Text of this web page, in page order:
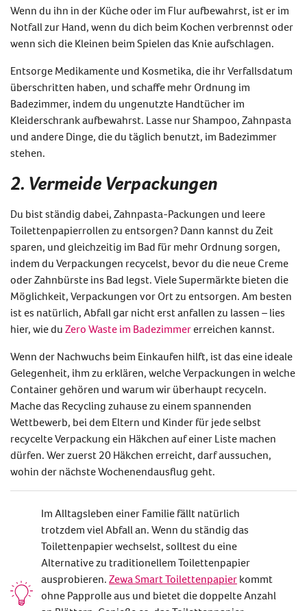
Wenn du ihn in der Küche oder im Flur aufbewahrst, ist er im
Notfall zur Hand, wenn du dich beim Kochen verbrennst oder
wenn sich die Kleinen beim Spielen das Knie aufschlagen.
Entsorge Medikamente und Kosmetika, die ihr Verfallsdatum
überschritten haben, und schaffe mehr Ordnung im
Badezimmer, indem du ungenutzte Handtücher im
Kleiderschrank aufbewahrst. Lasse nur Shampoo, Zahnpasta
und andere Dinge, die du täglich benutzt, im Badezimmer
stehen.
2. Vermeide Verpackungen
Du bist ständig dabei, Zahnpasta-Packungen und leere
Toilettenpapierrollen zu entsorgen? Dann kannst du Zeit
sparen, und gleichzeitig im Bad für mehr Ordnung sorgen,
indem du Verpackungen recycelst, bevor du die neue Creme
oder Zahnbürste ins Bad legst. Viele Supermärkte bieten die
Möglichkeit, Verpackungen vor Ort zu entsorgen. Am besten
ist es natürlich, Abfall gar nicht erst anfallen zu lassen – lies
hier, wie du Zero Waste im Badezimmererreichen kannst.
Wenn der Nachwuchs beim Einkaufen hilft, ist das eine ideale
Gelegenheit, ihm zu erklären, welche Verpackungen in welche
Container gehören und warum wir überhaupt recyceln.
Mache das Recycling zuhause zu einem spannenden
Wettbewerb, bei dem Eltern und Kinder für jede selbst
recycelte Verpackung ein Häkchen auf einer Liste machen
dürfen. Wer zuerst 20 Häkchen erreicht, darf aussuchen,
wohin der nächste Wochenendausflug geht.
Im Alltagsleben einer Familie fällt natürlich
trotzdem viel Abfall an. Wenn du ständig das
Toilettenpapier wechselst, solltest du eine
Alternative zu traditionellem Toilettenpapier
ausprobieren. Zewa Smart Toilettenpapier kommt
ohne Papprolle aus und bietet die doppelte Anzahl